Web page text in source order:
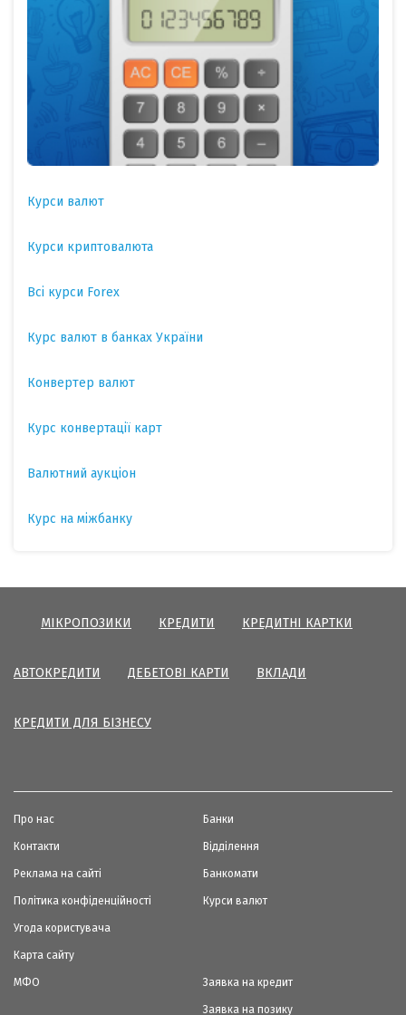
Курси валют
Курси криптовалюта
Всі курси Forex
Курс валют в банках України
Конвертер валют
Курс конвертації карт
Валютний аукціон
Курс на міжбанку
МІКРОПОЗИКИ КРЕДИТИ КРЕДИТНІ КАРТКИ
АВТОКРЕДИТИ ДЕБЕТОВІ КАРТИ ВКЛАДИ
КРЕДИТИ ДЛЯ БІЗНЕСУ
Про нас
Контакти
Реклама на сайті
Політика конфіденційності
Угода користувача
Карта сайту
Банки
Відділення
Банкомати
Курси валют
МФО Заявка на кредит
Заявка на позику